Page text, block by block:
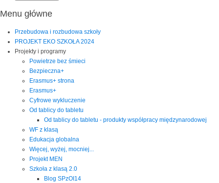
Menu główne
Przebudowa i rozbudowa szkoły
PROJEKT EKO SZKOŁA 2024
Projekty i programy
Powietrze bez śmieci
Bezpieczna+
Erasmus+ strona
Erasmus+
Cyfrowe wykluczenie
Od tablicy do tabletu
Od tablicy do tabletu - produkty współpracy międzynarodowej
WF z klasą
Edukacja globalna
Więcej, wyżej, mocniej...
Projekt MEN
Szkoła z klasą 2.0
Blog SPzOI14